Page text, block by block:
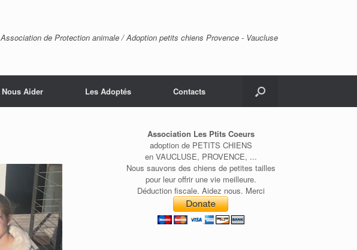
Association de Protection animale / Adoption petits chiens Provence - Vaucluse
Nous Aider Les Adoptés Contacts
Association Les Ptits Coeurs
adoption de PETITS CHIENS
en VAUCLUSE, PROVENCE, ...
Nous sauvons des chiens de petites tailles
pour leur offrir une vie meilleure.
Déduction fiscale. Aidez nous. Merci